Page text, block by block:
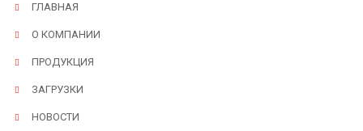
ГЛАВНАЯ
О КОМПАНИИ
ПРОДУКЦИЯ
ЗАГРУЗКИ
НОВОСТИ